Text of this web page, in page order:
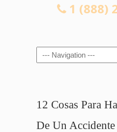
1 (888)
Navigation
12 Cosas Para
De Un Accidente